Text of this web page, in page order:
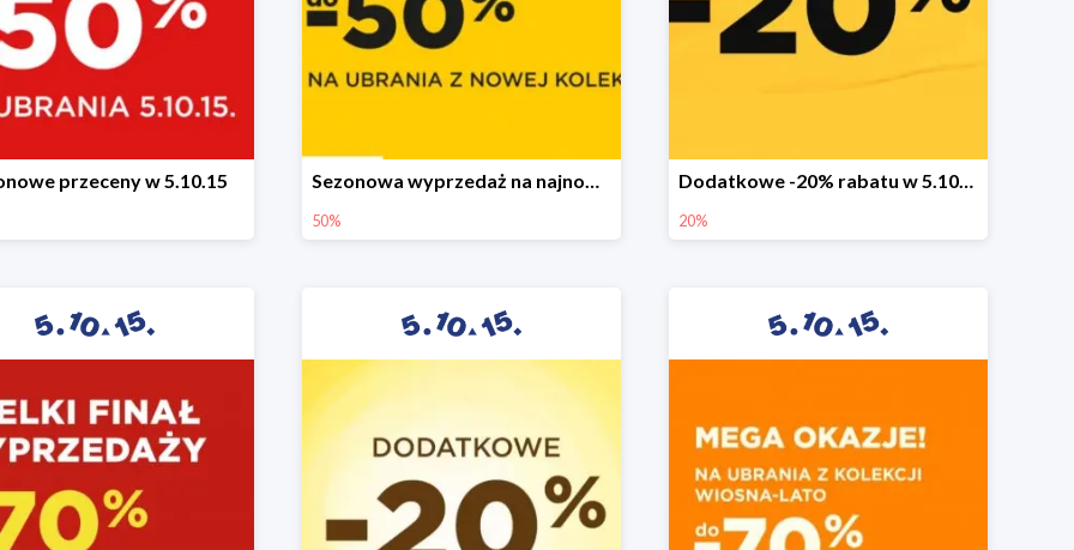
przeceny w 5.10.15 Sezonowa wyprzedaż na najnowszą kolekcję do -50%
50%
Dodatkowe -20% rabatu w 5.10.15
20%